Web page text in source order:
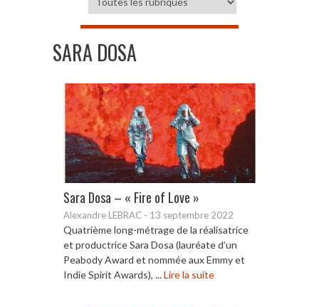
SARA DOSA
Sara Dosa – « Fire of Love »
Alexandre LEBRAC - 13 septembre 2022
Quatrième long-métrage de la réalisatrice
et productrice Sara Dosa (lauréate d’un
Peabody Award et nommée aux Emmy et
Indie Spirit Awards), ...Lire la suite